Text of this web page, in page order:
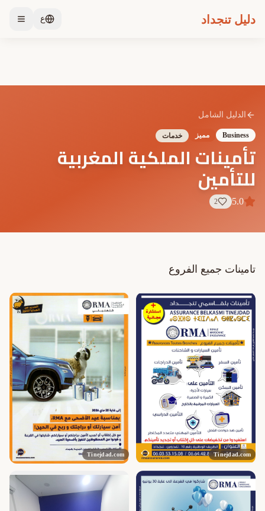
دليل تنجداد ع
الدليل الشامل
Business مميز خدمات
تأمينات الملكية المغربية
للتأمين
5.0
2
تامينات جميع الفروع
Tinejdad.com
Tinejdad.com